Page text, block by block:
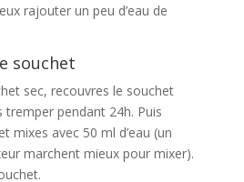
rajouter un peu d’eau de
souchet
sec, recouvres le souchet
tremper pendant 24h. Puis
mixes avec 50 ml d’eau (un
marchent mieux pour mixer).